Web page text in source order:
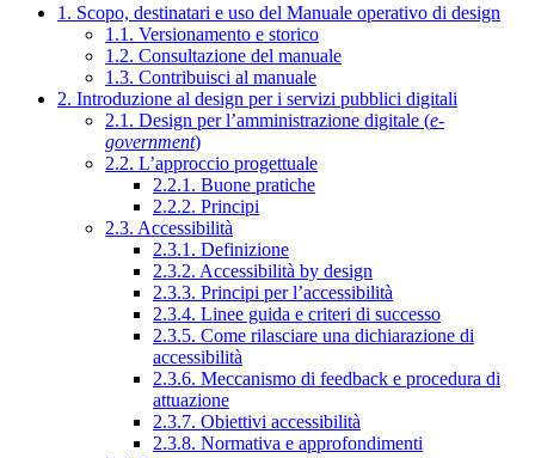
1. Scopo, destinatari e uso del Manuale operativo di design
1.1. Versionamento e storico
1.2. Consultazione del manuale
1.3. Contribuisci al manuale
2. Introduzione al design per i servizi pubblici digitali
2.1. Design per l’amministrazione digitale (e-
government)
2.2. L’approccio progettuale
2.2.1. Buone pratiche
2.2.2. Principi
2.3. Accessibilità
2.3.1. Definizione
2.3.2. Accessibilità by design
2.3.3. Principi per l’accessibilità
2.3.4. Linee guida e criteri di successo
2.3.5. Come rilasciare una dichiarazione di
accessibilità
2.3.6. Meccanismo di feedback e procedura di
attuazione
2.3.7. Obiettivi accessibilità
2.3.8. Normativa e approfondimenti